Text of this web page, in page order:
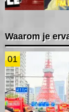
Waarom je
01